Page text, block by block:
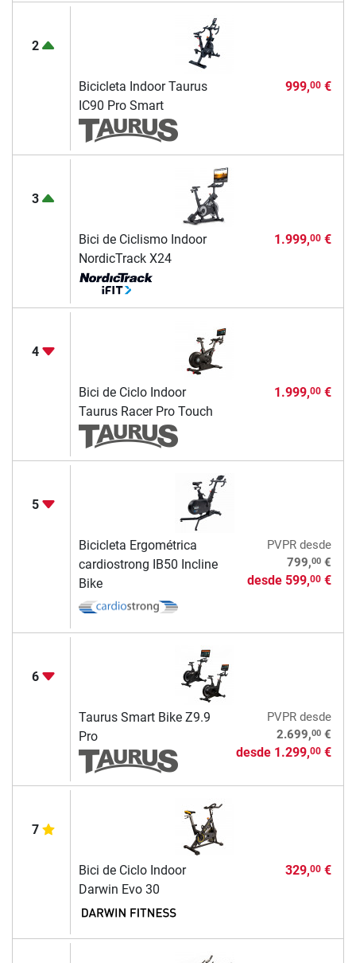
2
Bicicleta Indoor Taurus
IC90 Pro Smart
999,00€
3
Bici de Ciclismo Indoor
NordicTrack X24
1.999,00€
4
Bici de Ciclo Indoor
Taurus Racer Pro Touch
1.999,00€
5
Bicicleta Ergométrica
cardiostrong IB50 Incline
Bike
PVPRdesde
799,00€
desde 599,00€
6
Taurus Smart Bike Z9.9
Pro
PVPRdesde
2.699,00€
desde 1.299,00€
7
Bici de Ciclo Indoor
Darwin Evo 30
329,00€